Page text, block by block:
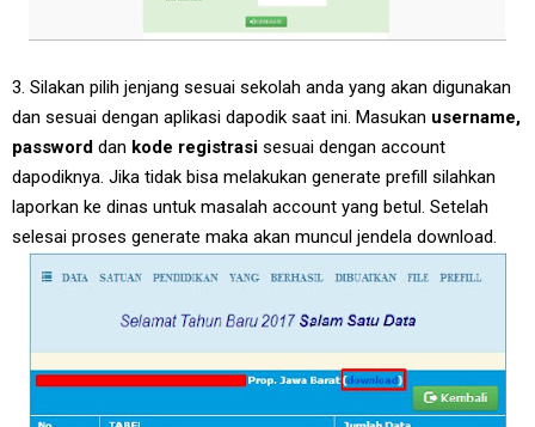
3. Silakan pilih jenjang sesuai sekolah anda yang akan digunakan
dan sesuai dengan aplikasi dapodik saat ini. Masukan username,
password dan kode registrasi sesuai dengan account
dapodiknya. Jika tidak bisa melakukan generate prefill silahkan
laporkan ke dinas untuk masalah account yang betul. Setelah
selesai proses generate maka akan muncul jendela download.